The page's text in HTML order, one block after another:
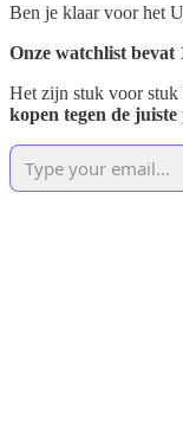
Ben je klaar voor het
Onze watchlist
Het zijn stuk voor stuk
kopen tegen de